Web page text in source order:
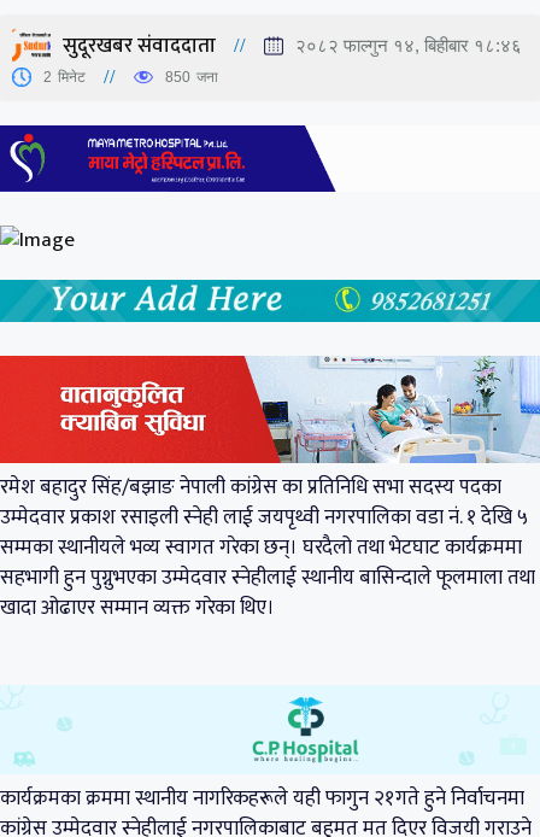
सुदूरखबर संवाददाता २०८२ फाल्गुन १४, बिहीबार १८:४६
2 मिनेट 850 जना
रमेश बहादुर सिंह/बझाङ नेपाली कांग्रेस का प्रतिनिधि सभा सदस्य पदका
उम्मेदवार प्रकाश रसाइली स्नेही लाई जयपृथ्वी नगरपालिका वडा नं. १ देखि ५
सम्मका स्थानीयले भव्य स्वागत गरेका छन्। घरदैलो तथा भेटघाट कार्यक्रममा
सहभागी हुन पुग्नुभएका उम्मेदवार स्नेहीलाई स्थानीय बासिन्दाले फूलमाला तथा
खादा ओढाएर सम्मान व्यक्त गरेका थिए।
कार्यक्रमका क्रममा स्थानीय नागरिकहरूले यही फागुन २१गते हुने निर्वाचनमा
कांग्रेस उम्मेदवार स्नेहीलाई नगरपालिकाबाट बहुमत मत दिएर विजयी गराउने